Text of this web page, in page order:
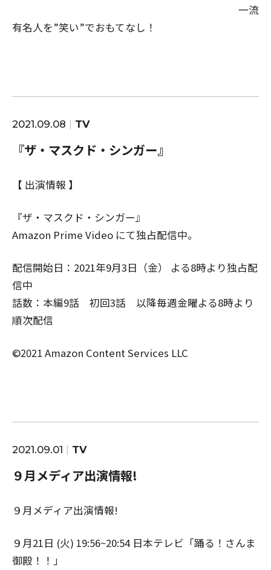
一流
有名人を”笑い”でおもてなし！
2021.09.08 TV
『ザ・マスクド・シンガー』
【 出演情報 】
『ザ・マスクド・シンガー』
Amazon Prime Video にて独占配信中。
配信開始日：2021年9月3日（金） よる8時より独占配
信中
話数：本編9話 初回3話 以降毎週金曜よる8時より
順次配信
©2021 Amazon Content Services LLC
2021.09.01 TV
９月メディア出演情報!
９月メディア出演情報!
９月21日 (火) 19:56~20:54 日本テレビ「踊る！さんま
御殿！！」